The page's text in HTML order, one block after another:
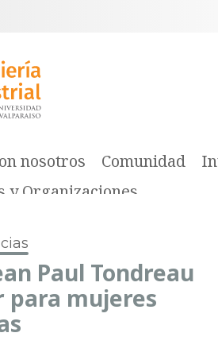
nosotros Comunidad
y Organizaciones
Paul Tondreau
para mujeres